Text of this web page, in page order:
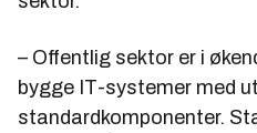
– Offentlig sektor er i
bygge IT-systemer med
standardkomponenter.